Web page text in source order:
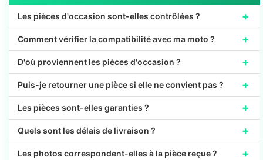
Les pièces d'occasion sont-elles contrôlées ? +
Comment vérifier la compatibilité avec ma moto ? +
D'où proviennent les pièces d'occasion ? +
Puis-je retourner une pièce si elle ne convient pas ? +
Les pièces sont-elles garanties ? +
Quels sont les délais de livraison ? +
Les photos correspondent-elles à la pièce reçue ? +